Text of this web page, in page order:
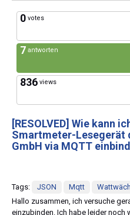
0 votes
7 antworten
836 views
[RESOLVED] Wie kann
Smartmeter-Lesegerät
GmbH via MQTT
Tags: JSON Mqtt
Hallo zusammen, ich versuche
einzubinden. Ich habe leider noch